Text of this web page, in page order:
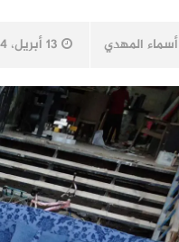
أسماء المهدي 13 أبريل، 2024